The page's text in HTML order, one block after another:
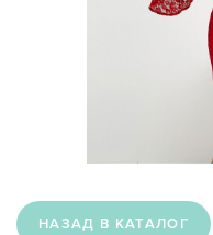
НАЗАД В КАТАЛОГ